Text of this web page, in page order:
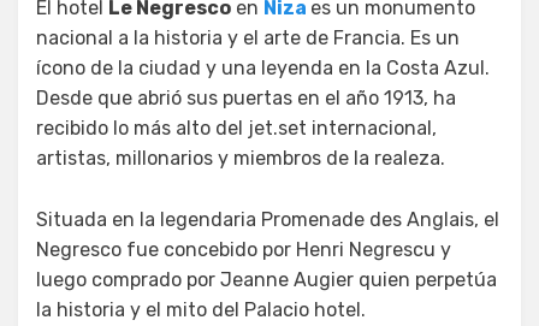
El hotel Le Negresco en Niza es un monumento
nacional a la historia y el arte de Francia. Es un
ícono de la ciudad y una leyenda en la Costa Azul.
Desde que abrió sus puertas en el año 1913, ha
recibido lo más alto del jet.set internacional,
artistas, millonarios y miembros de la realeza.
Situada en la legendaria Promenade des Anglais, el
Negresco fue concebido por Henri Negrescu y
luego comprado por Jeanne Augier quien perpetúa
la historia y el mito del Palacio hotel.